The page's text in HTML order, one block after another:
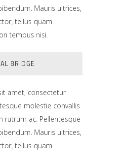
Mauris ultrices,
tellus quam
tempus nisi.
BRIDGE
amet, consectetur
molestie convallis
rutrum ac. Pellentesque
Mauris ultrices,
tellus quam